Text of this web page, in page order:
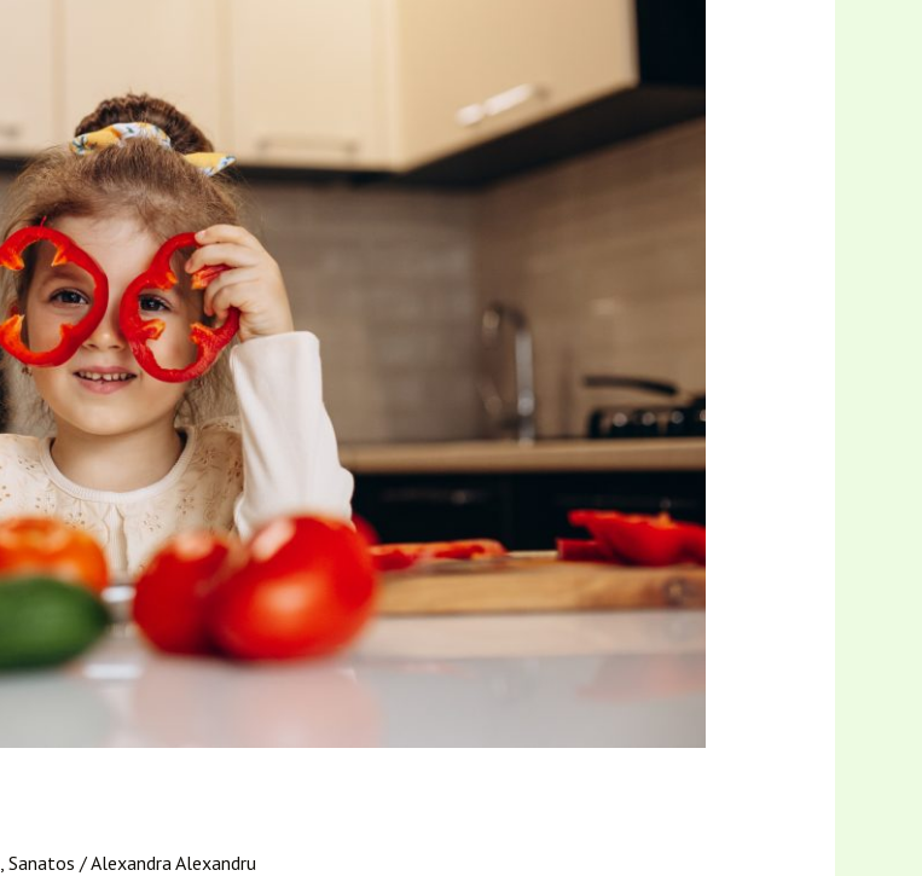
Sanatos /Alexandra Alexandru